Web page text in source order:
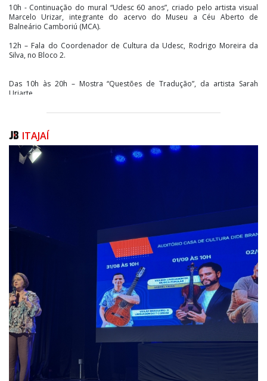
10h - Continuação do mural “Udesc 60 anos”, criado pelo artista visual
Marcelo Urizar, integrante do acervo do Museu a Céu Aberto de
Balneário Camboriú (MCA).
12h – Fala do Coordenador de Cultura da Udesc, Rodrigo Moreira da
Silva, no Bloco 2.
Das 10h às 20h – Mostra “Questões de Tradução”, da artista Sarah
Uriarte.
Teatro Municipal Bruno Nitz – Esquina da Avenida Central com a Rua 300,
Espaço interno:
10h às 20h – Mostra “Olhares da Vila”, projeto contemplado no Edital de
15h às 16h – Espetáculo teatral “Reconto: Lendas Brasileiras e Contos
Encantados em Cordel” – Classificação livre.
20h – Solenidade de abertura com falas de autoridades.
20h às 21h10 – Espetáculo teatral “Dondoca Decadence”, da Cia Boato –
Classificação 14 anos.
Espaço externo (em frente ao teatro):
17h às 17h45 – Apresentação do Grupo Vocal Madrigal
18h às 19h – Clássicos do Choro, com o Duo Baobá
19h às 20h – Maracatu de Baque Virado, com o grupo Maracatu Nova Lua
Arte, cultura e diversidade em movimento
ITAJAÍ